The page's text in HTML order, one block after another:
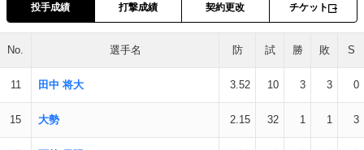
投手成績 打撃成績 契約更改 チケット
No. 選手名 防 試 勝 敗 S
11 田中 将大 3.52 10 3 3 0
15 大勢 2.15 32 1 1 3